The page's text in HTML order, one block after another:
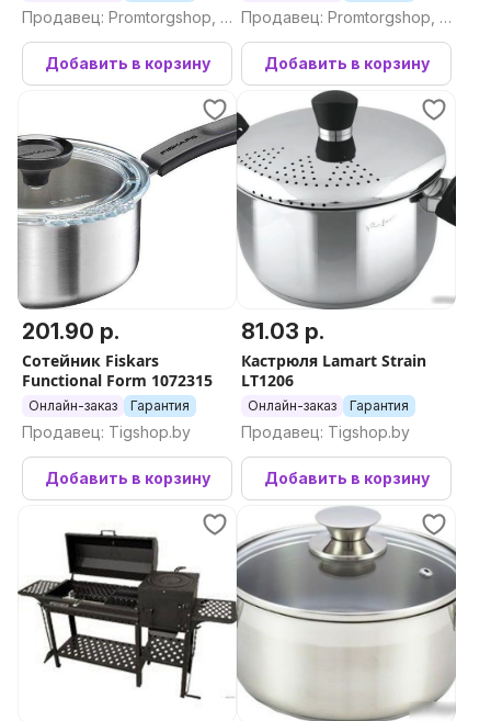
Продавец: Promtorgshop, П
ромторгшоп
Добавить в корзину
Продавец: Promtorgshop, П
ромторгшоп
Добавить в корзину
201.90 р.
Сотейник Fiskars
Functional Form 1072315
Онлайн-заказ Гарантия
Продавец: Tigshop.by
Добавить в корзину
81.03 р.
Кастрюля Lamart Strain
LT1206
Онлайн-заказ Гарантия
Продавец: Tigshop.by
Добавить в корзину